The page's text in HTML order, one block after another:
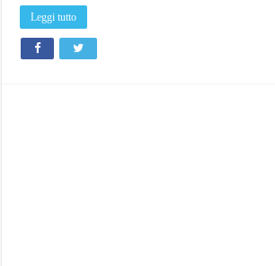
Leggi tutto